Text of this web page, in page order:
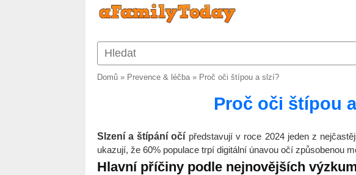
Domů» Prevence & léčba» Proč oči štípou a slzí?
Proč oči štípou
Slzení a štípání očí představují v roce 2024 jeden z
ukazují, že 60% populace trpí digitální únavou očí způsobenou
Hlavní příčiny podle nejnovějších